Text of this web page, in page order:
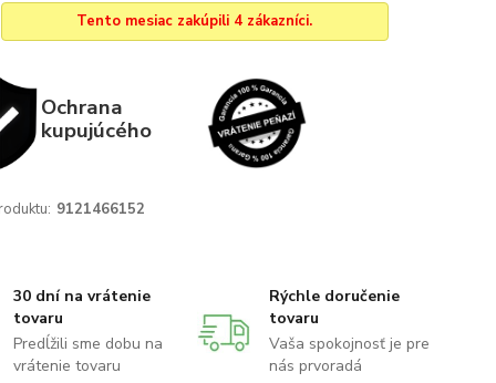
Tento mesiac zakúpili 4 zákazníci.
Ochrana
kupujúcého
9121466152
30 dní na vrátenie
tovaru
Predĺžili sme dobu na
vrátenie tovaru
Rýchle doručenie
tovaru
Vaša spokojnosť je pre
nás prvoradá